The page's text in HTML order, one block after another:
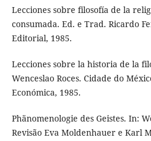
Lecciones sobre filosofía de la
consumada. Ed. e Trad. Ricardo
Editorial, 1985.
Lecciones sobre la historia de la
Wenceslao Roces. Cidade do
Económica, 1985.
Phänomenologie des Geistes. In:
Revisão Eva Moldenhauer e Karl